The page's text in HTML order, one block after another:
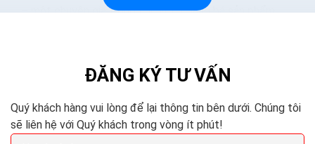
– một chuyên gia trong lĩnh vực quảng bá sản phẩm
ĐĂNG KÝ TƯ VẤN
Quý khách hàng vui lòng để lại thông tin bên dưới. Chúng tôi
sẽ liên hệ với Quý khách trong vòng ít phút!